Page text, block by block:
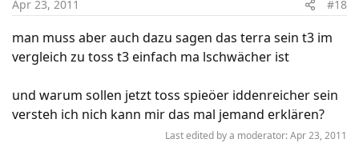
Apr 23, 2011 #18
man muss aber auch dazu sagen das terra sein t3 im
vergleich zu toss t3 einfach ma lschwächer ist
und warum sollen jetzt toss spieöer iddenreicher sein
versteh ich nich kann mir das mal jemand erklären?
Last edited by a moderator:Apr 23, 2011